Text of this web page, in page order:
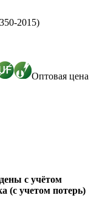
2015)
Оптовая цена
с учётом
(с учетом потерь)